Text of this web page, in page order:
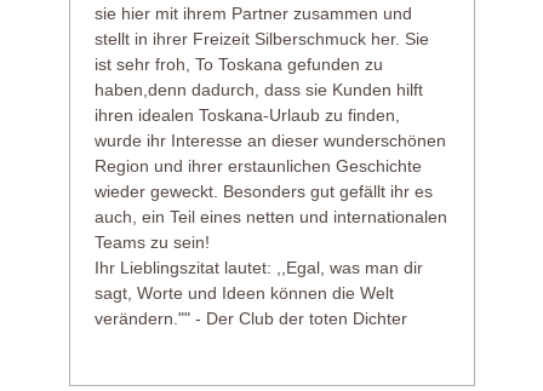
sie hier mit ihrem Partner zusammen und
stellt in ihrer Freizeit Silberschmuck her. Sie
ist sehr froh, To Toskana gefunden zu
haben,denn dadurch, dass sie Kunden hilft
ihren idealen Toskana-Urlaub zu finden,
wurde ihr Interesse an dieser wunderschönen
Region und ihrer erstaunlichen Geschichte
wieder geweckt. Besonders gut gefällt ihr es
auch, ein Teil eines netten und internationalen
Teams zu sein!
Ihr Lieblingszitat lautet: ,,Egal, was man dir
sagt, Worte und Ideen können die Welt
verändern."" - Der Club der toten Dichter